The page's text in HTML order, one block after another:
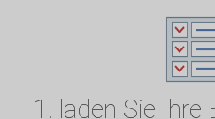
1. laden Sie